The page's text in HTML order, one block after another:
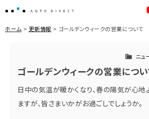
AUTO
ホーム 更新情報 ゴールデンウィークの営業について
ニュ
ゴールデンウィークの営業につ
日中の気温が暖かくなり、春の陽気が心地
ますが、皆さまいかがお過ごしでしょうか。